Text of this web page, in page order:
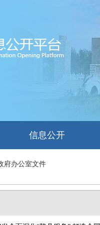
信息公开
府办公室文件